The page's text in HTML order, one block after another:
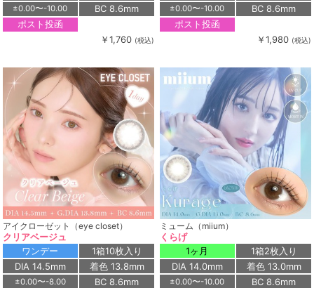
±0.00〜-10.00
BC 8.6mm
ポスト投函
￥1,760 (税込)
±0.00〜-10.00
BC 8.6mm
ポスト投函
￥1,980 (税込)
アイクローゼット（eye closet）
クリアベージュ
ワンデー
1箱10枚入り
DIA 14.5mm
着色 13.8mm
±0.00〜-8.00
BC 8.6mm
ミューム（miium）
くらげ
1ヶ月
1箱2枚入り
DIA 14.0mm
着色 13.0mm
±0.00〜-10.00
BC 8.6mm